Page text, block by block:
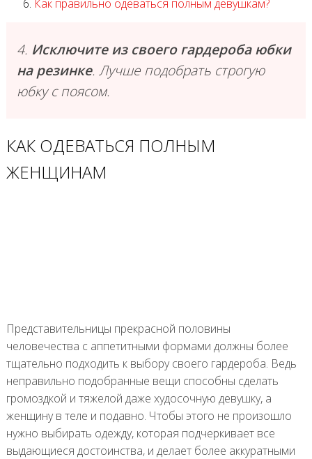
Как правильно одеваться полным девушкам?
4. Исключите из своего гардероба юбки
на резинке. Лучше подобрать строгую
юбку с поясом.
КАК ОДЕВАТЬСЯ ПОЛНЫМ
ЖЕНЩИНАМ
Представительницы прекрасной половины
человечества с аппетитными формами должны более
тщательно подходить к выбору своего гардероба. Ведь
неправильно подобранные вещи способны сделать
громоздкой и тяжелой даже худосочную девушку, а
женщину в теле и подавно. Чтобы этого не произошло
нужно выбирать одежду, которая подчеркивает все
выдающиеся достоинства, и делает более аккуратными